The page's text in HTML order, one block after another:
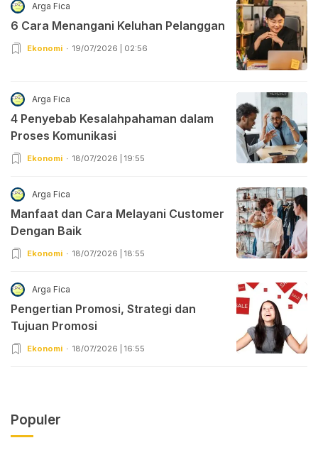
Arga Fica
6 Cara Menangani Keluhan Pelanggan
Ekonomi 19/07/2026 | 02:56
Arga Fica
4 Penyebab Kesalahpahaman dalam
Proses Komunikasi
Ekonomi 18/07/2026 | 19:55
Arga Fica
Manfaat dan Cara Melayani Customer
Dengan Baik
Ekonomi 18/07/2026 | 18:55
Arga Fica
Pengertian Promosi, Strategi dan
Tujuan Promosi
Ekonomi 18/07/2026 | 16:55
Populer